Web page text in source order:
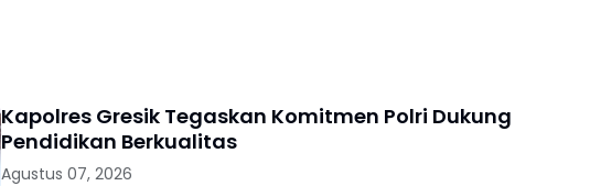
Kapolres Gresik Tegaskan Komitmen Polri Dukung
Pendidikan Berkualitas
Agustus 07, 2026